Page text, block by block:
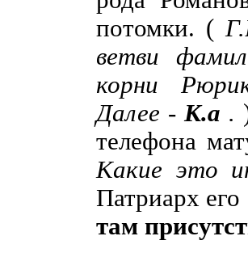
потомки. (
ветви
корни
Далее -К.а .
телефона
Какие это
Патриарх
там